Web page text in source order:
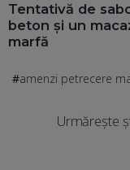
Tentativă de
beton și un
marfă
amenzi petrecere
Urmărește